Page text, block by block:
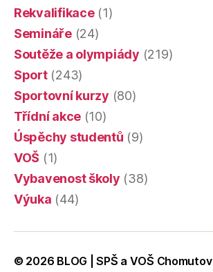
Rekvalifikace(1)
Semináře(24)
Soutěže a olympiády (219)
Sport(243)
Sportovní kurzy (80)
Třídní akce (10)
Úspěchy studentů (9)
VOŠ (1)
Vybavenost školy (38)
Výuka (44)
© 2026 BLOG | SPŠ a VOŠ Chomutov